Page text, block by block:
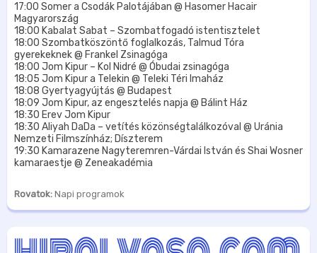
17:00 Somer a Csodák Palotájában @ Hasomer Hacair
Magyarország
18:00 Kabalat Sabat – Szombatfogadó istentisztelet
18:00 Szombatköszöntő foglalkozás, Talmud Tóra
gyerekeknek @ Frankel Zsinagóga
18:00 Jom Kipur – Kol Nidré @ Óbudai zsinagóga
18:05 Jom Kipur a Telekin @ Teleki Téri Imaház
18:08 Gyertyagyújtás @ Budapest
18:09 Jom Kipur, az engesztelés napja @ Bálint Ház
18:30 Erev Jom Kipur
18:30 Aliyah DaDa – vetítés közönségtalálkozóval @ Uránia
Nemzeti Filmszínház; Díszterem
19:30 Kamarazene Nagyteremren-Várdai István és Shai Wosner
kamaraestje @ Zeneakadémia
Rovatok: Napi programok